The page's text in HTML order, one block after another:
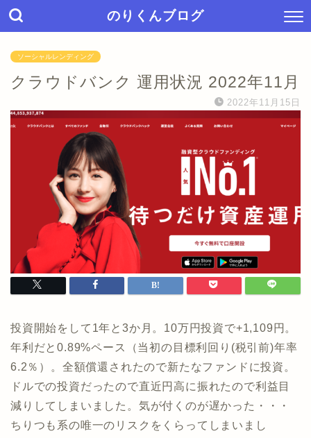
のりくんブログ
ソーシャルレンディング
クラウドバンク 運用状況 2022年11月
2022年11月15日
投資開始をして1年と3か月。10万円投資で+1,109円。
年利だと0.89%ペース（当初の目標利回り(税引前)年率
6.2％）。全額償還されたので新たなファンドに投資。
ドルでの投資だったので直近円高に振れたので利益目
減りしてしまいました。気が付くのが遅かった・・・
ちりつも系の唯一のリスクをくらってしまいまし